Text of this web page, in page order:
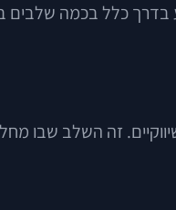
בדרך כלל בכמה שלבים
זה השלב שבו